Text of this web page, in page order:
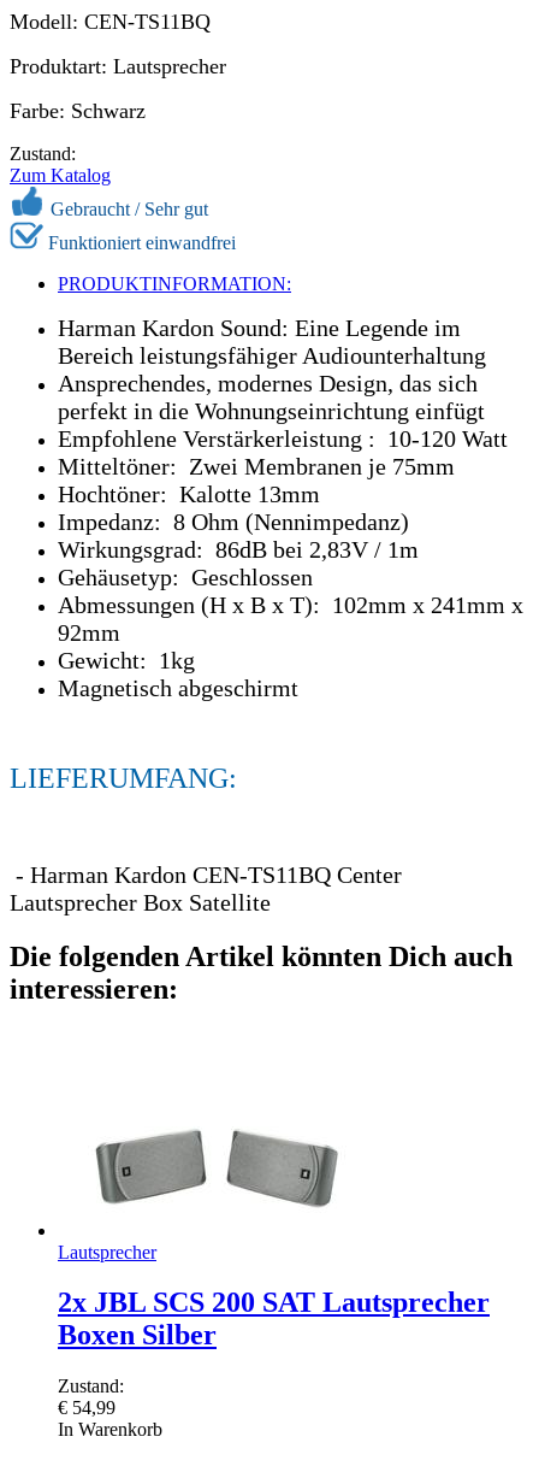
Modell: СEN-TS11BQ
Produktart: Lautsprecher
Farbe: Schwarz
Zustand:
Zum Katalog
Gebraucht / Sehr gut
Funktioniert einwandfrei
PRODUKTINFORMATION:
Harman Kardon Sound: Eine Legende im
Bereich leistungsfähiger Audiounterhaltung
Ansprechendes, modernes Design, das sich
perfekt in die Wohnungseinrichtung einfügt
Empfohlene Verstärkerleistung : 10-120 Watt
Mitteltöner: Zwei Membranen je 75mm
Hochtöner: Kalotte 13mm
Impedanz: 8 Ohm (Nennimpedanz)
Wirkungsgrad: 86dB bei 2,83V / 1m
Gehäusetyp: Geschlossen
Abmessungen (H x B x T): 102mm x 241mm x
92mm
Gewicht: 1kg
Magnetisch abgeschirmt
LIEFERUMFANG:
- Harman Kardon СEN-TS11BQ Center
Lautsprecher Box Satellite
Die folgenden Artikel könnten Dich auch
interessieren:
Lautsprecher
2x JBL SCS 200 SAT Lautsprecher
Boxen Silber
Zustand:
€ 54,99
In Warenkorb